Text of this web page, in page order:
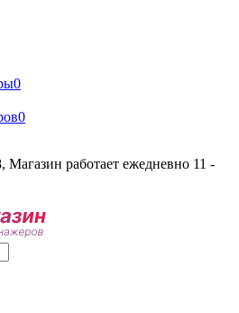
0
0
работает ежедневно 11 -